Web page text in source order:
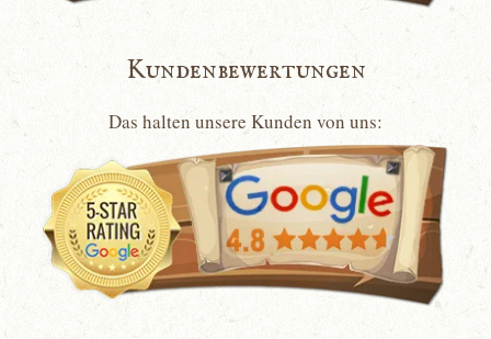
Kundenbewertungen
Das halten unsere Kunden von uns: